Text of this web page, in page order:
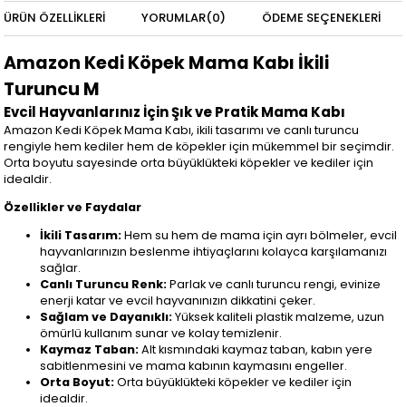
ÜRÜN ÖZELLIKLERI YORUMLAR(0) ÖDEME SEÇENEKLERI
Amazon Kedi Köpek Mama Kabı İkili
Turuncu M
Evcil Hayvanlarınız İçin Şık ve Pratik Mama Kabı
Amazon Kedi Köpek Mama Kabı, ikili tasarımı ve canlı turuncu
rengiyle hem kediler hem de köpekler için mükemmel bir seçimdir.
Orta boyutu sayesinde orta büyüklükteki köpekler ve kediler için
idealdir.
Özellikler ve Faydalar
İkili Tasarım:Hem su hem de mama için ayrı bölmeler, evcil
hayvanlarınızın beslenme ihtiyaçlarını kolayca karşılamanızı
sağlar.
Canlı Turuncu Renk:Parlak ve canlı turuncu rengi, evinize
enerji katar ve evcil hayvanınızın dikkatini çeker.
Sağlam ve Dayanıklı:Yüksek kaliteli plastik malzeme, uzun
ömürlü kullanım sunar ve kolay temizlenir.
Kaymaz Taban:Alt kısmındaki kaymaz taban, kabın yere
sabitlenmesini ve mama kabının kaymasını engeller.
Orta Boyut:Orta büyüklükteki köpekler ve kediler için
idealdir.